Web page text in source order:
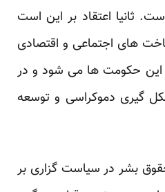
ثانیا اعتقاد بر این است
های اجتماعی و اقتصادی
حکومت ها می شود و در
گیری دموکراسی و توسعه
بشر در سیاست گزاری بر